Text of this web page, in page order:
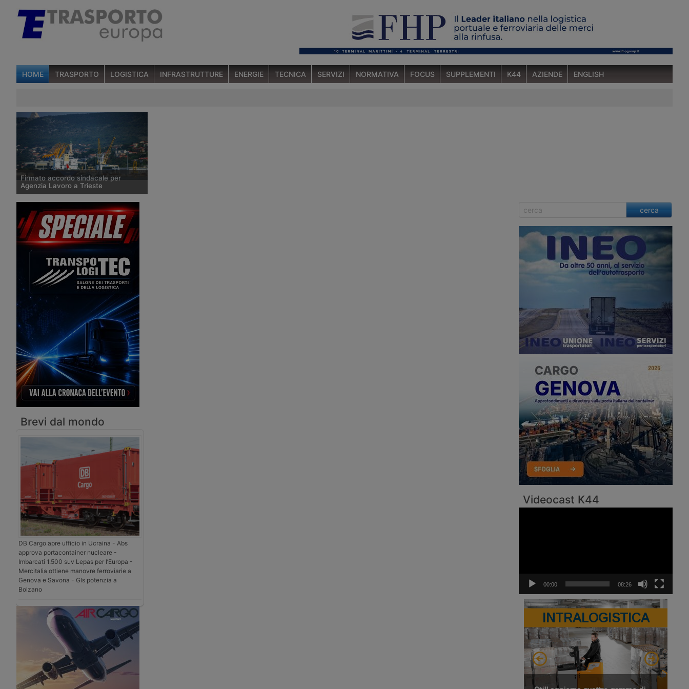
HOME TRASPORTO LOGISTICA INFRASTRUTTURE ENERGIE TECNICA SERVIZI NORMATIVA FOCUS SUPPLEMENTI K44 AZIENDE ENGLISH
Firmato accordo sindacale per
Agenzia Lavoro a Trieste
Il 25 ottobre 2016 l’Alpt della città
giuliana ha siglato l’intesa con le sigle
sindacali per avviare l’attività
dell’Agenzia.
Brevi dal mondo
DB Cargo apre ufficio in Ucraina - Abs
approva portacontainer nucleare -
Imbarcati 1.500 suv Lepas per l’Europa -
Mercitalia ottiene manovre ferroviarie a
Genova e Savona - Gls potenzia a
Bolzano
cerca
Videocast K44
00:00 08:26
INTRALOGISTICA